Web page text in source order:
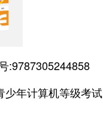
:9787305244858
少年计算机等级考试